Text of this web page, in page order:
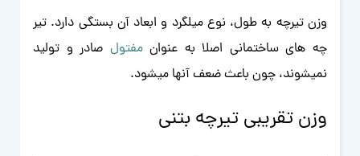
وزن تیرچه به طول، نوع میلگرد و ابعاد آن بستگی دارد. تیر
چه های ساختمانی اصلا به عنوانمفتول صادر و تولید
نمیشوند، چون باعث ضعف آنها میشود.
وزن تقریبی تیرچه بتنی